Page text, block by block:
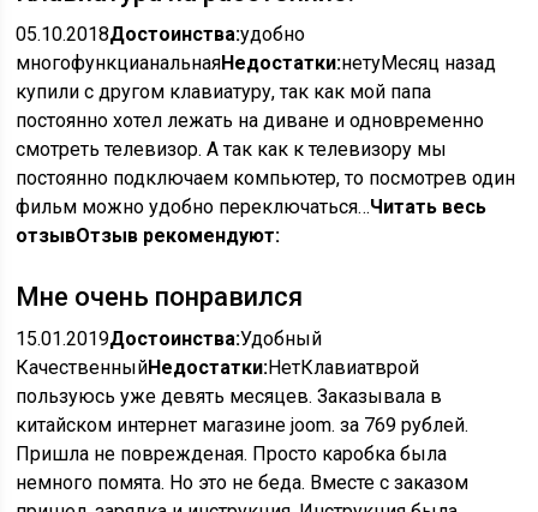
05.10.2018Достоинства:удобно
многофункцианальнаяНедостатки:нетуМесяц назад
купили с другом клавиатуру, так как мой папа
постоянно хотел лежать на диване и одновременно
смотреть телевизор. А так как к телевизору мы
постоянно подключаем компьютер, то посмотрев один
фильм можно удобно переключаться…Читать весь
отзывОтзыв рекомендуют:
Мне очень понравился
15.01.2019Достоинства:Удобный
КачественныйНедостатки:НетКлавиатврой
пользуюсь уже девять месяцев. Заказывала в
китайском интернет магазине joom. за 769 рублей.
Пришла не поврежденая. Просто каробка была
немного помята. Но это не беда. Вместе с заказом